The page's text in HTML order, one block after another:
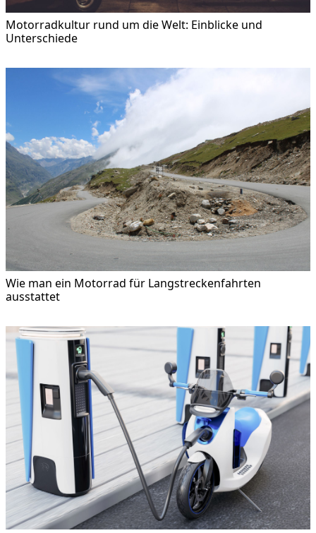
Motorradkultur rund um die Welt: Einblicke und
Unterschiede
Wie man ein Motorrad für Langstreckenfahrten
ausstattet